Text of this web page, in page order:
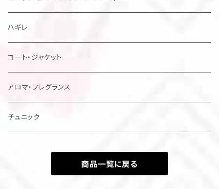
メンズアロハシャツ他
レディスドレス・シャツ他
ハギレ
コート・ジャケット
アロマ・フレグランス
チュニック
商品一覧に戻る